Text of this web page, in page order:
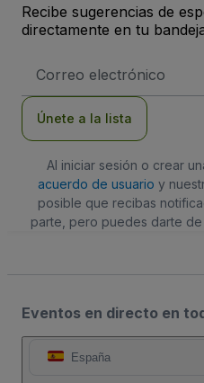
Recibe sugerencias de
directamente en tu
de
Únete a la lista
Al iniciar sesión o crear
acuerdo de usuario y
posible que recibas
parte, pero puedes darte
Eventos en directo en
España